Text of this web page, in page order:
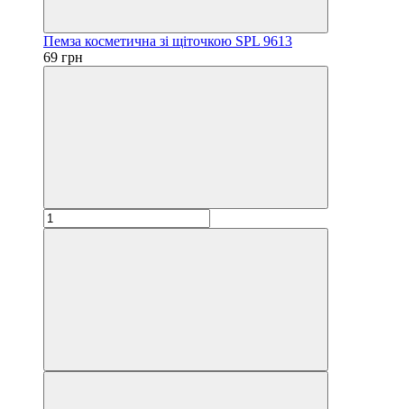
Пемза косметична зі щіточкою SPL 9613
69 грн